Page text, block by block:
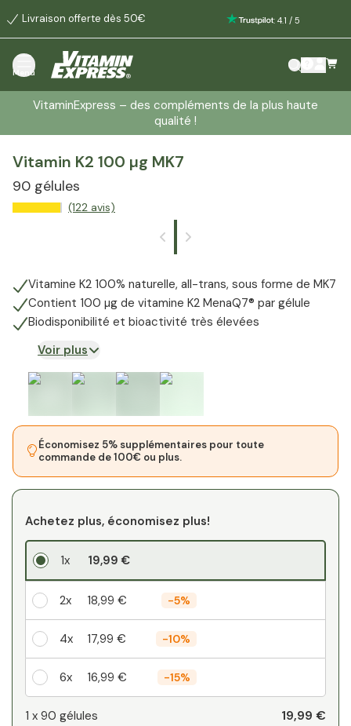
Livraison offerte dès 50€ : 4.1 / 5
Menu
VitaminExpress – des compléments de la plus haute
qualité !
Vitamin K2 100 µg MK7
90 gélules
(122 avis)
Vitamine K2 100% naturelle, all-trans, sous forme de MK7
Contient 100 µg de vitamine K2 MenaQ7® par gélule
Biodisponibilité et bioactivité très élevées
Voir plus
Économisez 5% supplémentaires pour toute
commande de 100€ ou plus.
Achetez plus, économisez plus!
1x 19,99 €
2x 18,99 € -5%
4x 17,99 € -10%
6x 16,99 € -15%
1 x 90 gélules
19,99 €